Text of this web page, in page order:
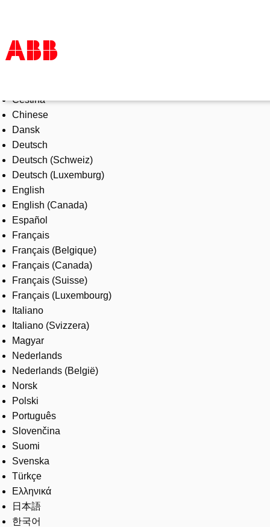
Products & Solutions
Industries
Services
About us
Where to buy
Contact us
Careers
Čeština
Chinese
Dansk
Deutsch
Deutsch (Schweiz)
Deutsch (Luxemburg)
English
English (Canada)
Español
Français
Français (Belgique)
Français (Canada)
Français (Suisse)
Français (Luxembourg)
Italiano
Italiano (Svizzera)
Magyar
Nederlands
Nederlands (België)
Norsk
Polski
Português
Slovenčina
Suomi
Svenska
Türkçe
Ελληνικά
日本語
한국어